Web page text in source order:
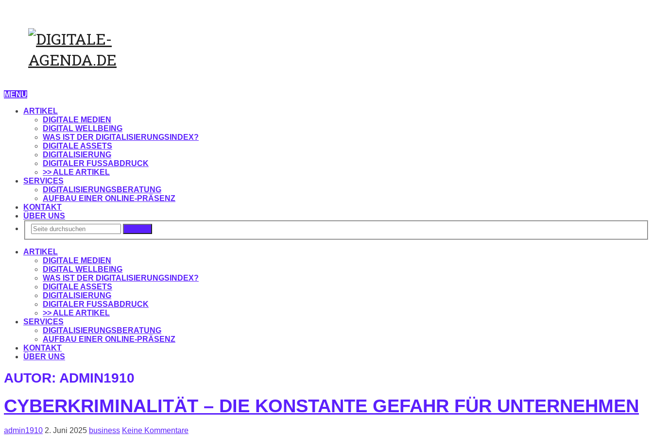
MENU
ARTIKEL
DIGITALE MEDIEN
DIGITAL WELLBEING
WAS IST DER DIGITALISIERUNGSINDEX?
DIGITALE ASSETS
DIGITALISIERUNG
DIGITALER FUSSABDRUCK
>> ALLE ARTIKEL
SERVICES
DIGITALISIERUNGSBERATUNG
AUFBAU EINER ONLINE-PRÄSENZ
KONTAKT
ÜBER UNS
ARTIKEL
DIGITALE MEDIEN
DIGITAL WELLBEING
WAS IST DER DIGITALISIERUNGSINDEX?
DIGITALE ASSETS
DIGITALISIERUNG
DIGITALER FUSSABDRUCK
>> ALLE ARTIKEL
SERVICES
DIGITALISIERUNGSBERATUNG
AUFBAU EINER ONLINE-PRÄSENZ
KONTAKT
ÜBER UNS
AUTOR: ADMIN1910
CYBERKRIMINALITÄT – DIE KONSTANTE GEFAHR FÜR UNTERNEHMEN
admin1910 2. Juni 2025 business Keine Kommentare